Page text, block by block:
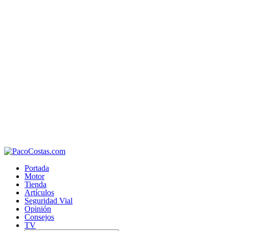
Portada
Motor
Tienda
Artículos
Seguridad Vial
Opinión
Consejos
TV